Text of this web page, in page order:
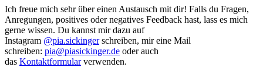
Ich freue mich sehr über einen Austausch mit dir! Falls du Fragen,
Anregungen, positives oder negatives Feedback hast, lass es mich
gerne wissen. Du kannst mir dazu auf
Instagram @pia.sickingerschreiben, mir eine Mail
schreiben: pia@piasickinger.de oder auch
das Kontaktformularverwenden.